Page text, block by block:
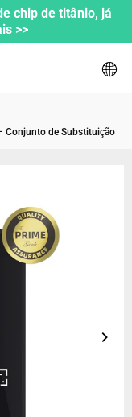
chip de titânio, já
>>
Conjunto de Substituição